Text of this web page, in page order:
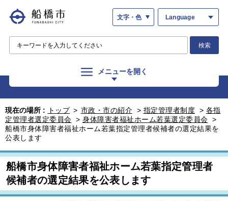
文字・色 Language
検索
メニューを開く
現在の場所 : トップ > 市政・市の紹介 > 指定管理者制度 > 各指
定管理者選定委員会 > 身体障害者福祉ホーム若葉選定委員会 >
船橋市身体障害者福祉ホーム若葉指定管理者候補者の選定結果を
公表します
船橋市身体障害者福祉ホーム若葉指定管理者
候補者の選定結果を公表します